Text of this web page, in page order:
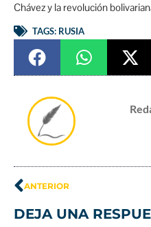
Chávez y la revolución
TAGS: RUSIA
ANTERIOR
DEJA UNA